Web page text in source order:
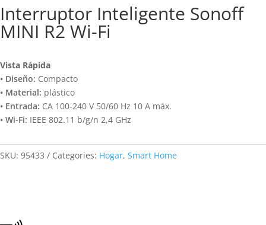
Interruptor Inteligente Sonoff
MINI R2 Wi-Fi
Vista Rápida
• Diseño: Compacto
• Material: plástico
• Entrada: CA 100-240 V 50/60 Hz 10 A máx.
• Wi-Fi: IEEE 802.11 b/g/n 2,4 GHz
SKU: 95433 Categories: Hogar, Smart Home